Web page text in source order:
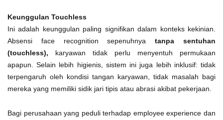
Keunggulan Touchless
Ini adalah keunggulan paling signifikan dalam konteks kekinian.
Absensi face recognition sepenuhnyatanpa sentuhan
(touchless), karyawan tidak perlu menyentuh permukaan
apapun. Selain lebih higienis, sistem ini juga lebih inklusif: tidak
terpengaruh oleh kondisi tangan karyawan, tidak masalah bagi
mereka yang memiliki sidik jari tipis atau abrasi akibat pekerjaan.
Bagi perusahaan yang peduli terhadap employee experience dan